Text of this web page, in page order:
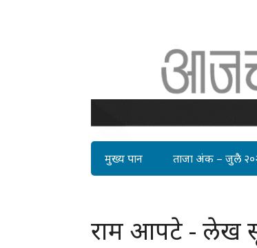
मुख्य पान ताजा अंक – जुलै
राम आपटे - लेख